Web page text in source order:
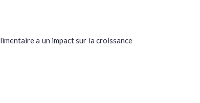
a un impact sur la croissance